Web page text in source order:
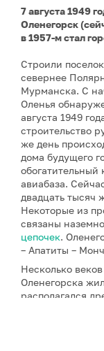
7 августа 1949
Оленегорск
в 1957-м стал
Строили
севернее
Мурманска. С
Оленья
августа 1949
строительство
же день
дома будущего
обогатительный
авиабаза.
двадцать тысяч
Некоторые из
связаны
цепочек.
– Апатиты –
Несколько
Оленегорска
располагался